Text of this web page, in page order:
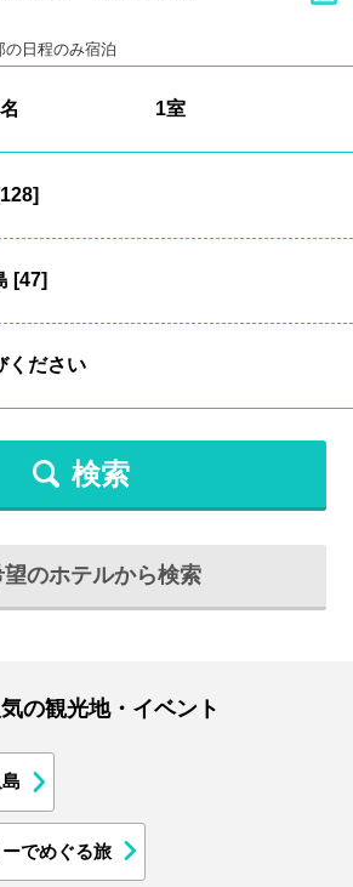
の日程のみ宿泊
検索
望のホテルから検索
の観光地・イベント
でめぐる旅